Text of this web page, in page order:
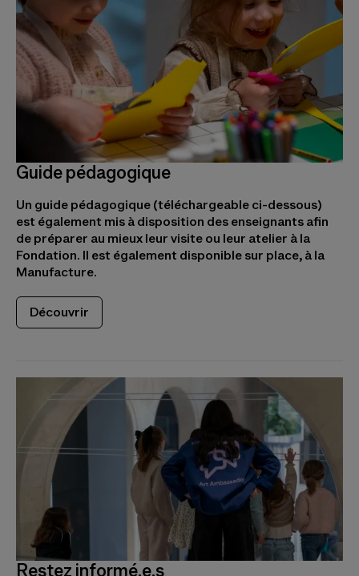
Guide pédagogique
Un guide pédagogique (téléchargeable ci-dessous)
est également mis à disposition des enseignants afin
de préparer au mieux leur visite ou leur atelier à la
Fondation. Il est également disponible sur place, à la
Manufacture.
Découvrir
Restez informé.e.s